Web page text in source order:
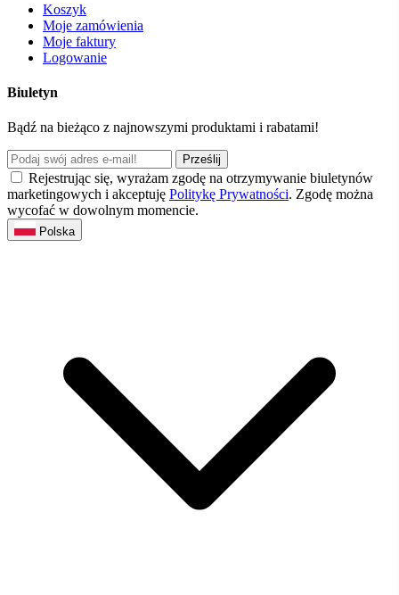
Koszyk
Moje zamówienia
Moje faktury
Logowanie
Biuletyn
Bądź na bieżąco z najnowszymi produktami i rabatami!
Prześlij
Rejestrując się, wyrażam zgodę na otrzymywanie biuletynów
marketingowych i akceptuję Politykę Prywatności. Zgodę można
wycofać w dowolnym momencie.
Polska